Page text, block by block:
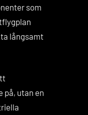
som
långsamt
på, utan en